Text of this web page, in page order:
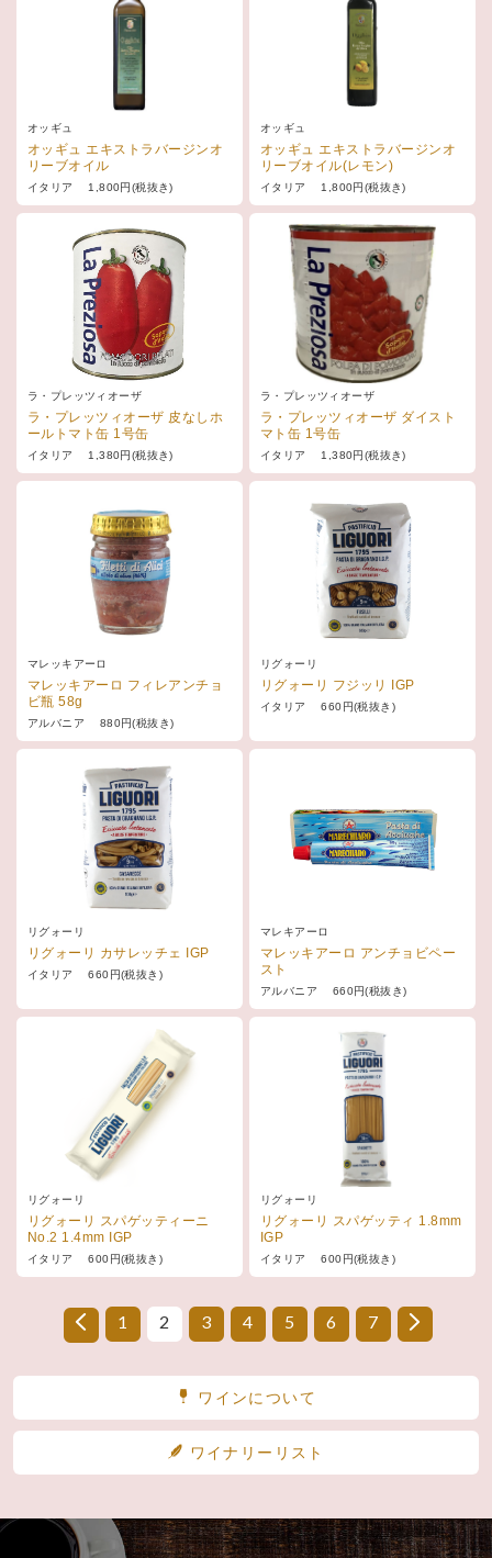
オッギュ
オッギュ エキストラバージンオ
リーブオイル
イタリア 1,800円(税抜き)
オッギュ
オッギュ エキストラバージンオ
リーブオイル(レモン)
イタリア 1,800円(税抜き)
ラ・プレッツィオーザ
ラ・プレッツィオーザ 皮なしホ
ールトマト缶 1号缶
イタリア 1,380円(税抜き)
ラ・プレッツィオーザ
ラ・プレッツィオーザ ダイスト
マト缶 1号缶
イタリア 1,380円(税抜き)
マレッキアーロ
マレッキアーロ フィレアンチョ
ビ瓶 58g
アルバニア 880円(税抜き)
リグォーリ
リグォーリ フジッリ IGP
イタリア 660円(税抜き)
リグォーリ
リグォーリ カサレッチェ IGP
イタリア 660円(税抜き)
マレキアーロ
マレッキアーロ アンチョビペー
スト
アルバニア 660円(税抜き)
リグォーリ
リグォーリ スパゲッティーニ
No.2 1.4mm IGP
イタリア 600円(税抜き)
リグォーリ
リグォーリ スパゲッティ 1.8mm
IGP
イタリア 600円(税抜き)
1 2 3 4 5 6 7
ワインについて
ワイナリーリスト